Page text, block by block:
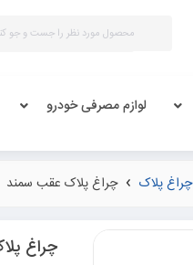
لوازم مصرفی خودرو
چراغ پلاک چراغ پلاک عقب سمند
چراغ